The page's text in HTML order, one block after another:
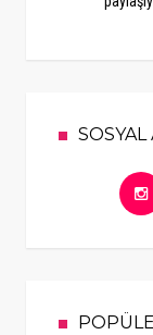
SOSYAL